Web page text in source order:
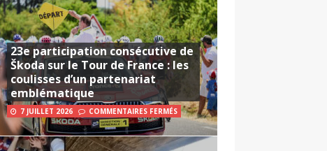
23e participation consécutive de
Škoda sur le Tour de France : les
coulisses d’un partenariat
emblématique
7 JUILLET 2026 COMMENTAIRES FERMÉS